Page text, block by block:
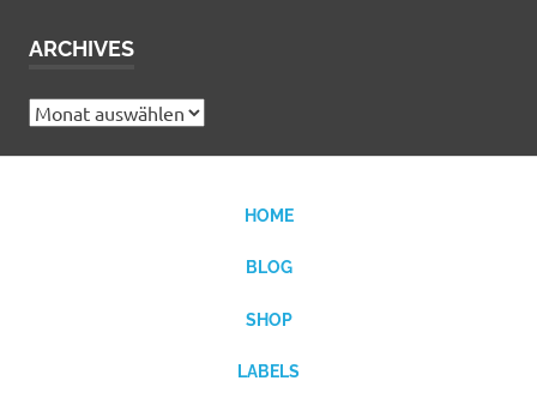
ARCHIVES
Archives
HOME
BLOG
SHOP
LABELS